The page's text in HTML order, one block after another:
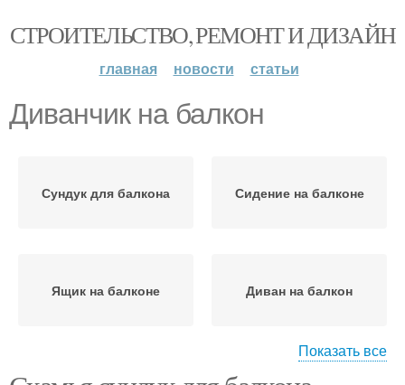
СТРОИТЕЛЬСТВО, РЕМОНТ И ДИЗАЙН
главная новости статьи
Диванчик на балкон
Сундук для балкона Сидение на балконе
Ящик на балконе Диван на балкон
Показать все